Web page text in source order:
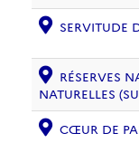
SERVITUDE
RÉSERVES
NATURELLES
CŒUR DE